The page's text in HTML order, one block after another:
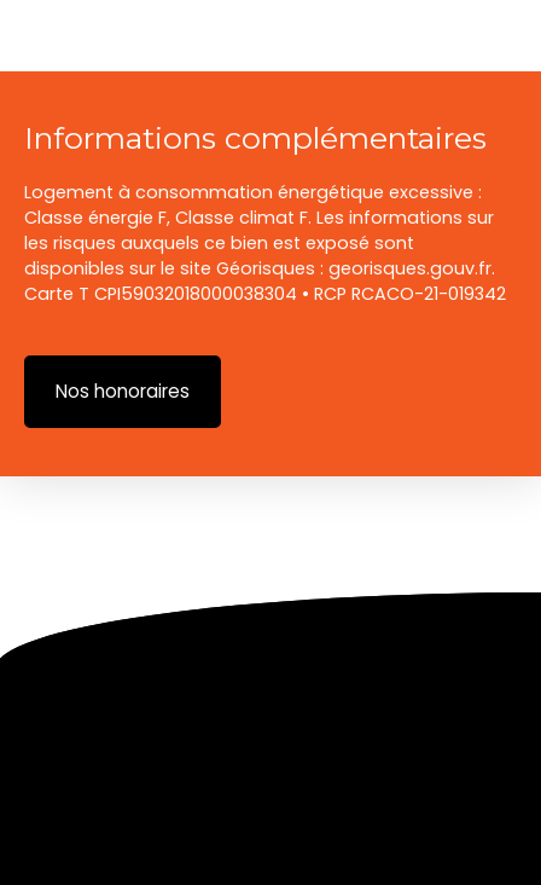
Informations complémentaires
Logement à consommation énergétique excessive :
Classe énergie F, Classe climat F. Les informations sur
les risques auxquels ce bien est exposé sont
disponibles sur le site Géorisques : georisques.gouv.fr.
Carte T CPI59032018000038304 • RCP RCACO-21-019342
Nos honoraires